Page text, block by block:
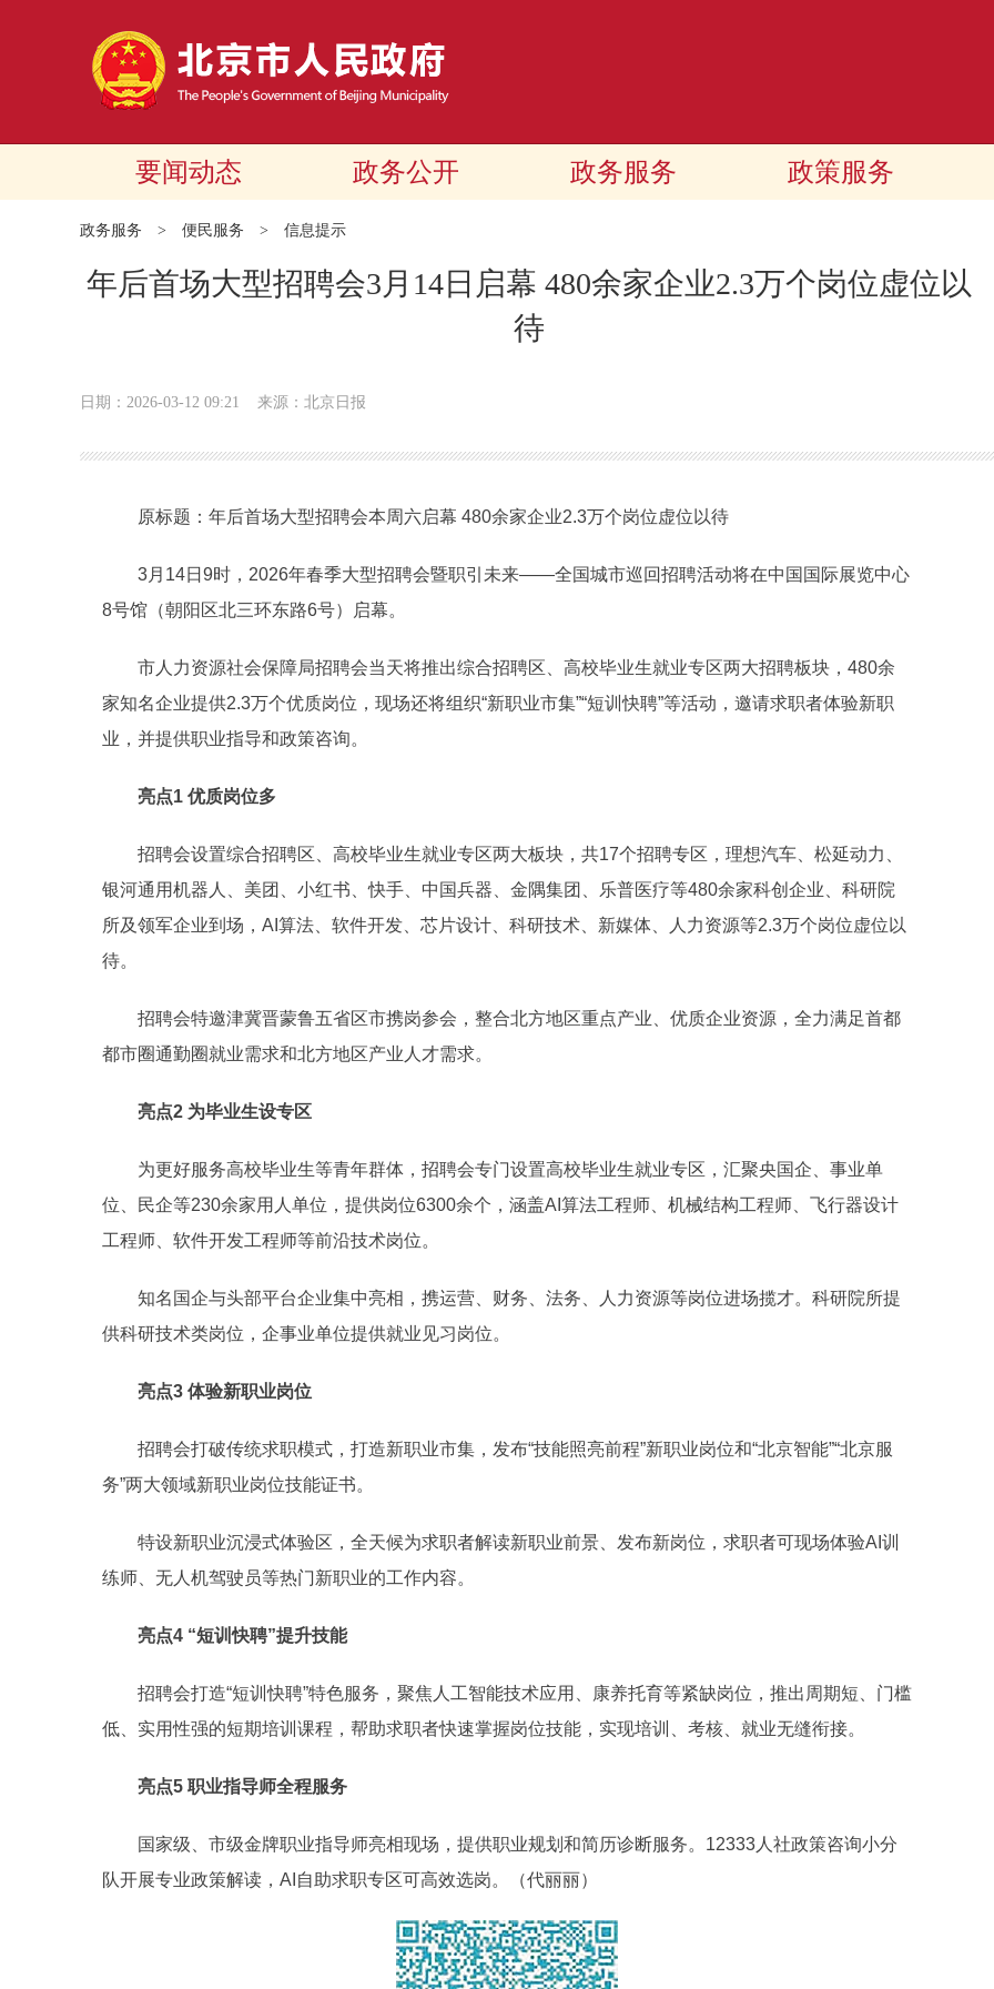
要闻动态 政务公开 政务服务 政策服务
政务服务 > 便民服务 > 信息提示
年后首场大型招聘会3月14日启幕 480余家企业2.3万个岗位虚位以
待
日期：2026-03-12 09:21 来源：北京日报
原标题：年后首场大型招聘会本周六启幕 480余家企业2.3万个岗位虚位以待
3月14日9时，2026年春季大型招聘会暨职引未来——全国城市巡回招聘活动将在中国国际展览中心
8号馆（朝阳区北三环东路6号）启幕。
市人力资源社会保障局招聘会当天将推出综合招聘区、高校毕业生就业专区两大招聘板块，480余
家知名企业提供2.3万个优质岗位，现场还将组织“新职业市集”“短训快聘”等活动，邀请求职者体验新职
业，并提供职业指导和政策咨询。
亮点1 优质岗位多
招聘会设置综合招聘区、高校毕业生就业专区两大板块，共17个招聘专区，理想汽车、松延动力、
银河通用机器人、美团、小红书、快手、中国兵器、金隅集团、乐普医疗等480余家科创企业、科研院
所及领军企业到场，AI算法、软件开发、芯片设计、科研技术、新媒体、人力资源等2.3万个岗位虚位以
待。
招聘会特邀津冀晋蒙鲁五省区市携岗参会，整合北方地区重点产业、优质企业资源，全力满足首都
都市圈通勤圈就业需求和北方地区产业人才需求。
亮点2 为毕业生设专区
为更好服务高校毕业生等青年群体，招聘会专门设置高校毕业生就业专区，汇聚央国企、事业单
位、民企等230余家用人单位，提供岗位6300余个，涵盖AI算法工程师、机械结构工程师、飞行器设计
工程师、软件开发工程师等前沿技术岗位。
知名国企与头部平台企业集中亮相，携运营、财务、法务、人力资源等岗位进场揽才。科研院所提
供科研技术类岗位，企事业单位提供就业见习岗位。
亮点3 体验新职业岗位
招聘会打破传统求职模式，打造新职业市集，发布“技能照亮前程”新职业岗位和“北京智能”“北京服
务”两大领域新职业岗位技能证书。
特设新职业沉浸式体验区，全天候为求职者解读新职业前景、发布新岗位，求职者可现场体验AI训
练师、无人机驾驶员等热门新职业的工作内容。
亮点4 “短训快聘”提升技能
招聘会打造“短训快聘”特色服务，聚焦人工智能技术应用、康养托育等紧缺岗位，推出周期短、门槛
低、实用性强的短期培训课程，帮助求职者快速掌握岗位技能，实现培训、考核、就业无缝衔接。
亮点5 职业指导师全程服务
国家级、市级金牌职业指导师亮相现场，提供职业规划和简历诊断服务。12333人社政策咨询小分
队开展专业政策解读，AI自助求职专区可高效选岗。
（代丽丽）